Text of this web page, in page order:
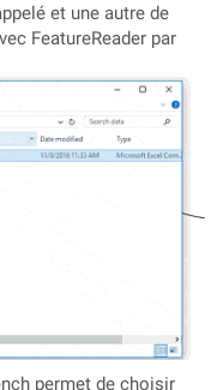
et une autre de
FeatureReader par
permet de choisir